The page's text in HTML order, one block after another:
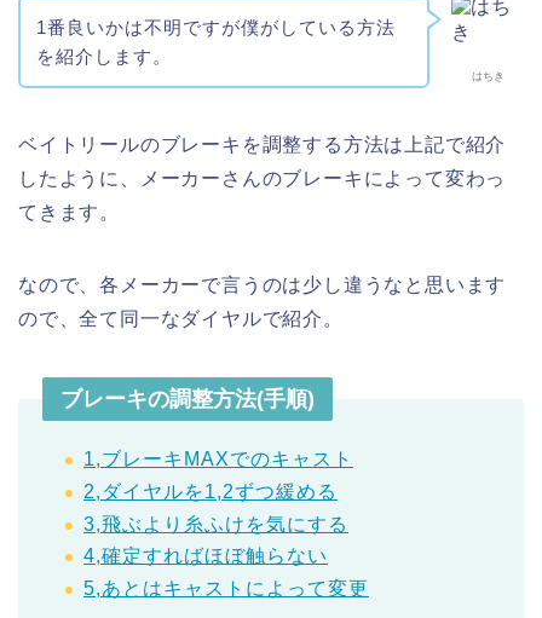
はちき
1番良いかは不明ですが僕がしている方法
を紹介します。
ベイトリールのブレーキを調整する方法は上記で紹介
したように、メーカーさんのブレーキによって変わっ
てきます。
なので、各メーカーで言うのは少し違うなと思います
ので、全て同一なダイヤルで紹介。
ブレーキの調整方法(手順)
1,ブレーキMAXでのキャスト
2,ダイヤルを1,2ずつ緩める
3,飛ぶより糸ふけを気にする
4,確定すればほぼ触らない
5,あとはキャストによって変更